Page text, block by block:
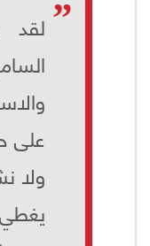
لقد
على
ولا